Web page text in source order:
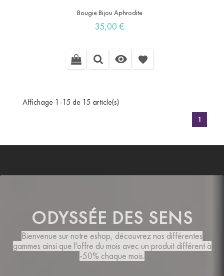
Bougie Bijou Aphrodite
Prix
35,00 €
 favorite
Affichage 1-15 de 15 article(s)
1
ODYSSÉE DES SENS
Bienvenue sur notre eshop, découvrez nos différentes
gammes ainsi que l'offre du mois avec un produit différent à
-50% chaque mois.